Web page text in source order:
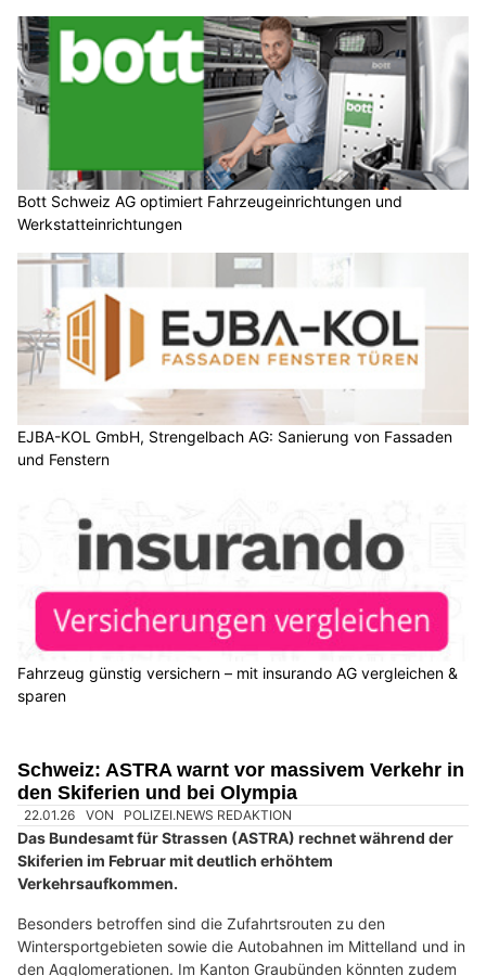
Bott Schweiz AG optimiert Fahrzeugeinrichtungen und
Werkstatteinrichtungen
EJBA-KOL GmbH, Strengelbach AG: Sanierung von Fassaden
und Fenstern
Fahrzeug günstig versichern – mit insurando AG vergleichen &
sparen
Schweiz: ASTRA warnt vor massivem Verkehr in
den Skiferien und bei Olympia
22.01.26 VON POLIZEI.NEWS REDAKTION
Das Bundesamt für Strassen (ASTRA) rechnet während der
Skiferien im Februar mit deutlich erhöhtem
Verkehrsaufkommen.
Besonders betroffen sind die Zufahrtsrouten zu den
Wintersportgebieten sowie die Autobahnen im Mittelland und in
den Agglomerationen. Im Kanton Graubünden könnten zudem